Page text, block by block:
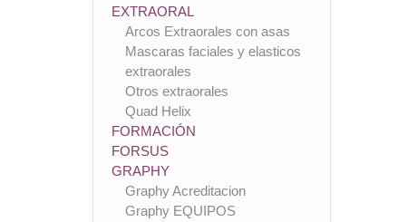
EXTRAORAL
Arcos Extraorales con asas
Mascaras faciales y elasticos
extraorales
Otros extraorales
Quad Helix
FORMACIÓN
FORSUS
GRAPHY
Graphy Acreditacion
Graphy EQUIPOS